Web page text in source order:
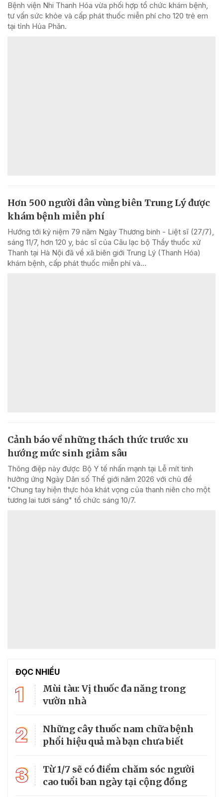
Bệnh viện Nhi Thanh Hóa vừa phối hợp tổ chức khám bệnh,
tư vấn sức khỏe và cấp phát thuốc miễn phí cho 120 trẻ em
tại tỉnh Hủa Phăn.
Hơn 500 người dân vùng biên Trung Lý được
khám bệnh miễn phí
Hướng tới kỷ niệm 79 năm Ngày Thương binh - Liệt sĩ (27/7),
sáng 11/7, hơn 120 y, bác sĩ của Câu lạc bộ Thầy thuốc xứ
Thanh tại Hà Nội đã về xã biên giới Trung Lý (Thanh Hóa)
khám bệnh, cấp phát thuốc miễn phí và...
Cảnh báo về những thách thức trước xu
hướng mức sinh giảm sâu
Thông điệp này được Bộ Y tế nhấn mạnh tại Lễ mít tinh
hưởng ứng Ngày Dân số Thế giới năm 2026 với chủ đề
"Chung tay hiện thực hóa khát vọng của thanh niên cho một
tương lai tươi sáng" tổ chức sáng 10/7.
ĐỌC NHIỀU
1
Mùi tàu: Vị thuốc đa năng trong
vườn nhà
2
Những cây thuốc nam chữa bệnh
phổi hiệu quả mà bạn chưa biết
3
Từ 1/7 sẽ có điểm chăm sóc người
cao tuổi ban ngày tại cộng đồng